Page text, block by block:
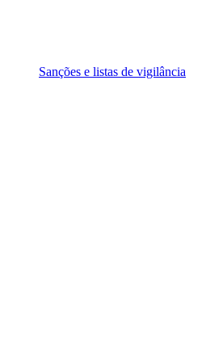
Sanções e listas de vigilância